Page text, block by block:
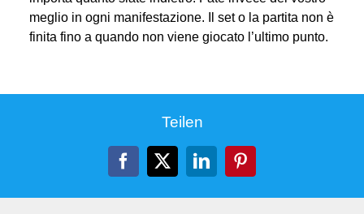
meglio in ogni manifestazione. Il set o la partita non è
finita fino a quando non viene giocato l’ultimo punto.
Teilen
Facebook
X LinkedInPinterest